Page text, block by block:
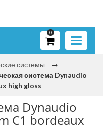
Toggle
0
системы
система Dynaudio
high gloss
Dynaudio
C1 bordeaux